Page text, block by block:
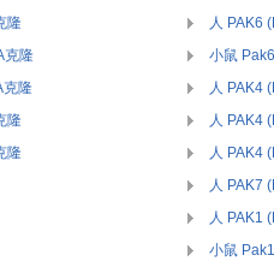
隆
人 PAK6
克隆
小鼠
隆
人 PAK4
隆
人 PAK4
隆
人 PAK4
人 PAK7
人 PAK1
小鼠